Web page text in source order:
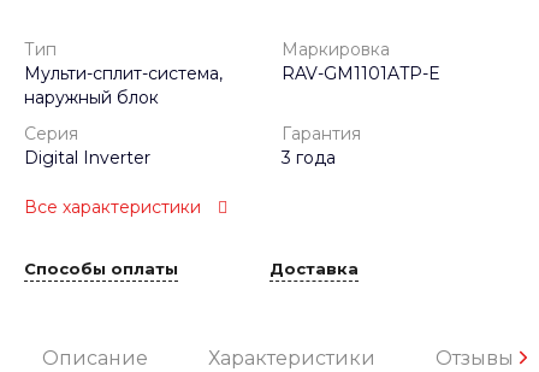
Тип
Мульти-сплит-система,
наружный блок
Маркировка
RAV-GM1101ATP-E
Серия
Digital Inverter
Гарантия
3 года
Все характеристики
Способы оплаты Доставка
Описание Характеристики Отзывы